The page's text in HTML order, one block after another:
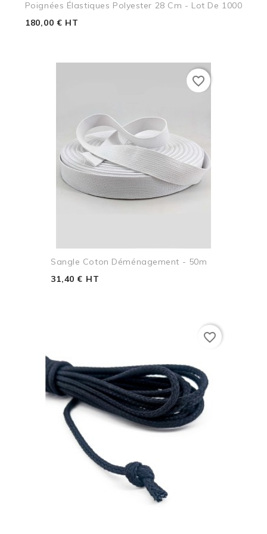
Poignées Élastiques Polyester 28 Cm - Lot De 1000
180,00 € HT
Sangle Coton Déménagement - 50m
31,40 € HT
favorite_border
favorite_border